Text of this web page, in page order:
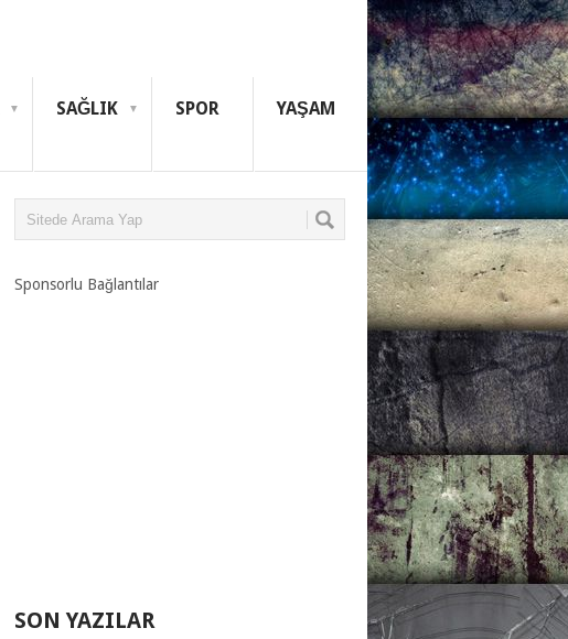
SAĞLIK SPOR YAŞAM
Sponsorlu Bağlantılar
SON YAZILAR